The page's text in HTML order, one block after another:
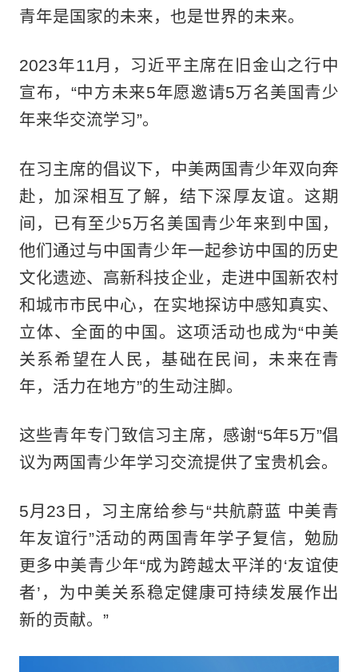
青年是国家的未来，也是世界的未来。
2023年11月，习近平主席在旧金山之行中
宣布，“中方未来5年愿邀请5万名美国青少
年来华交流学习”。
在习主席的倡议下，中美两国青少年双向奔
赴，加深相互了解，结下深厚友谊。这期
间，已有至少5万名美国青少年来到中国，
他们通过与中国青少年一起参访中国的历史
文化遗迹、高新科技企业，走进中国新农村
和城市市民中心，在实地探访中感知真实、
立体、全面的中国。这项活动也成为“中美
关系希望在人民，基础在民间，未来在青
年，活力在地方”的生动注脚。
这些青年专门致信习主席，感谢“5年5万”倡
议为两国青少年学习交流提供了宝贵机会。
5月23日，习主席给参与“共航蔚蓝 中美青
年友谊行”活动的两国青年学子复信，勉励
更多中美青少年“成为跨越太平洋的‘友谊使
者’，为中美关系稳定健康可持续发展作出
新的贡献。”